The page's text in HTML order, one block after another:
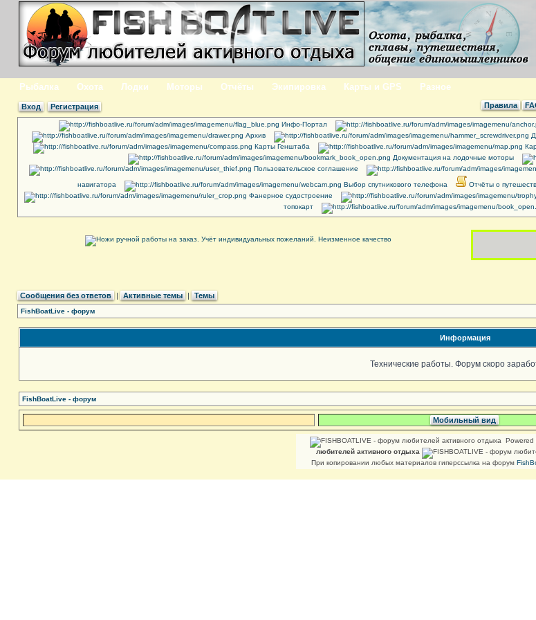
Рыбалка Охота Лодки Моторы Отчёты Экипировка Карты и GPS Разное
Вход Регистрация Правила
Инфо-Портал
Архив
Карты Генштаба
Документация на лодочные моторы
Пользовательское соглашение
навигатора Выбор спутникового телефона Отчёты о
Фанерное судостроение
топокарт
Сообщения без ответов | Активные темы | Темы
FishBoatLive - форум
Информация
Технические работы. Форум скоро
FishBoatLive - форум
Мобильный вид
Powered
любителей активного отдыха
При копировании любых материалов гиперссылка на форум